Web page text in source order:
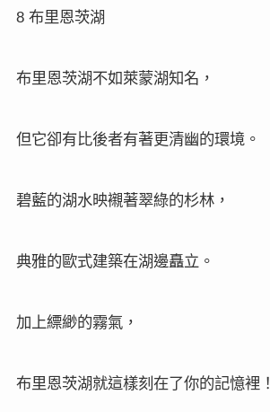
8 布里恩茨湖
布里恩茨湖不如萊蒙湖知名，
但它卻有比後者有著更清幽的環境。
碧藍的湖水映襯著翠綠的杉林，
典雅的歐式建築在湖邊矗立。
加上縹緲的霧氣，
布里恩茨湖就這樣刻在了你的記憶裡！